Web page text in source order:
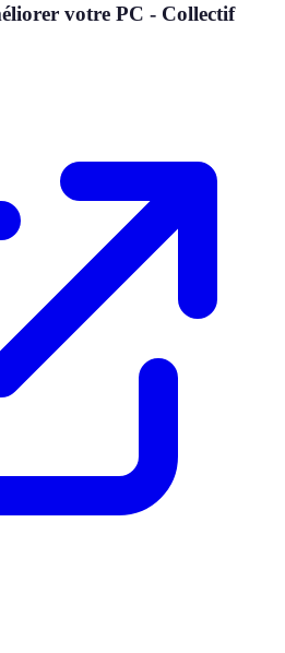
votre PC - Collectif